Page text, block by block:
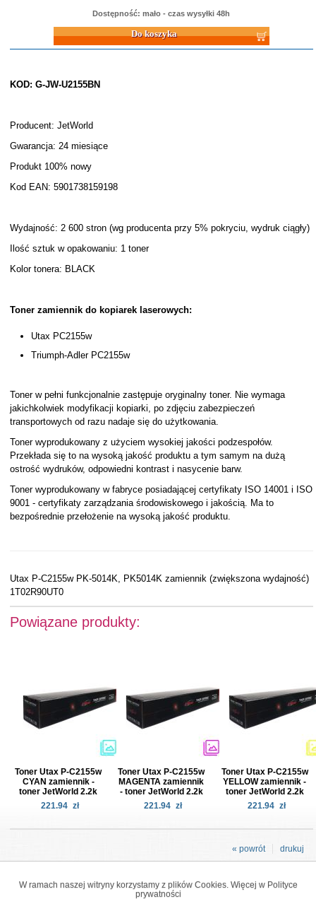
Dostępność: mało - czas wysyłki 48h
Do koszyka
KOD: G-JW-U2155BN
Producent: JetWorld
Gwarancja: 24 miesiące
Produkt 100% nowy
Kod EAN: 5901738159198
Wydajność: 2 600 stron (wg producenta przy 5% pokryciu, wydruk ciągły)
Ilość sztuk w opakowaniu: 1 toner
Kolor tonera: BLACK
Toner zamiennik do kopiarek laserowych:
Utax PC2155w
Triumph-Adler PC2155w
Toner w pełni funkcjonalnie zastępuje oryginalny toner. Nie wymaga
jakichkolwiek modyfikacji kopiarki, po zdjęciu zabezpieczeń
transportowych od razu nadaje się do użytkowania.
Toner wyprodukowany z użyciem wysokiej jakości podzespołów.
Przekłada się to na wysoką jakość produktu a tym samym na dużą
ostrość wydruków, odpowiedni kontrast i nasycenie barw.
Toner wyprodukowany w fabryce posiadającej certyfikaty ISO 14001 i ISO
9001 - certyfikaty zarządzania środowiskowego i jakością. Ma to
bezpośrednie przełożenie na wysoką jakość produktu.
Utax P-C2155w PK-5014K, PK5014K zamiennik (zwiększona wydajność)
1T02R90UT0
Powiązane produkty:
Toner Utax P-C2155w
CYAN zamiennik -
toner JetWorld 2.2k
221.94 zł
Toner Utax P-C2155w
MAGENTA zamiennik
- toner JetWorld 2.2k
221.94 zł
Toner Utax P-C2155w
YELLOW zamiennik -
toner JetWorld 2.2k
221.94 zł
drukuj
« powrót
W ramach naszej witryny korzystamy z plików Cookies. Więcej w Polityce
prywatności